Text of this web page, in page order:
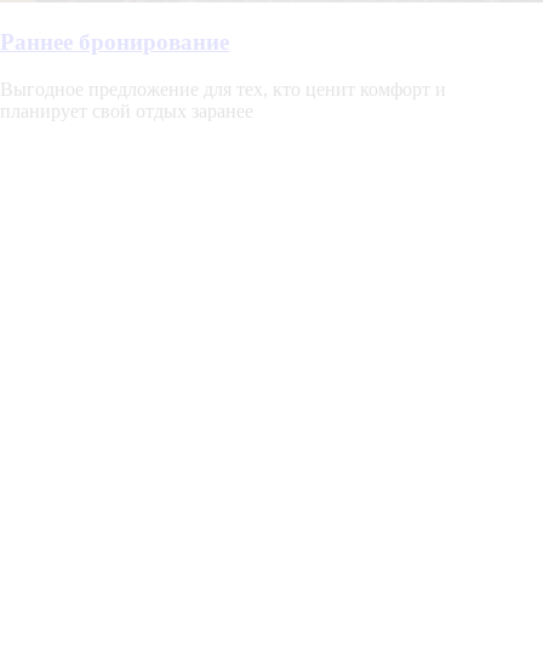
Раннее бронирование
Выгодное предложение для тех, кто ценит комфорт и
планирует свой отдых заранее